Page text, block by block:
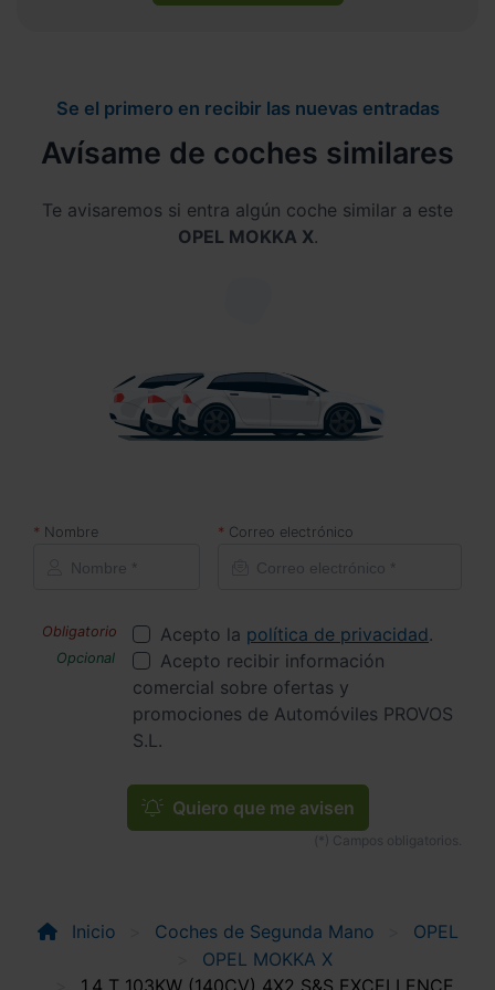
Se el primero en recibir las nuevas entradas
Avísame de coches similares
Te avisaremos si entra algún coche similar a este
OPEL MOKKA X.
Nombre Correo electrónico
Acepto la política de privacidad.
Acepto recibir información
comercial sobre ofertas y
promociones de Automóviles PROVOS
S.L.
Quiero que me avisen
Inicio Coches de Segunda Mano
OPEL
OPEL MOKKA X
1.4 T 103KW (140CV) 4X2 S&S EXCELLENCE